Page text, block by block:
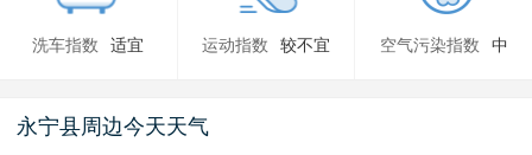
洗车指数 适宜 运动指数 较不宜 空气污染指数 中
永宁县周边今天天气